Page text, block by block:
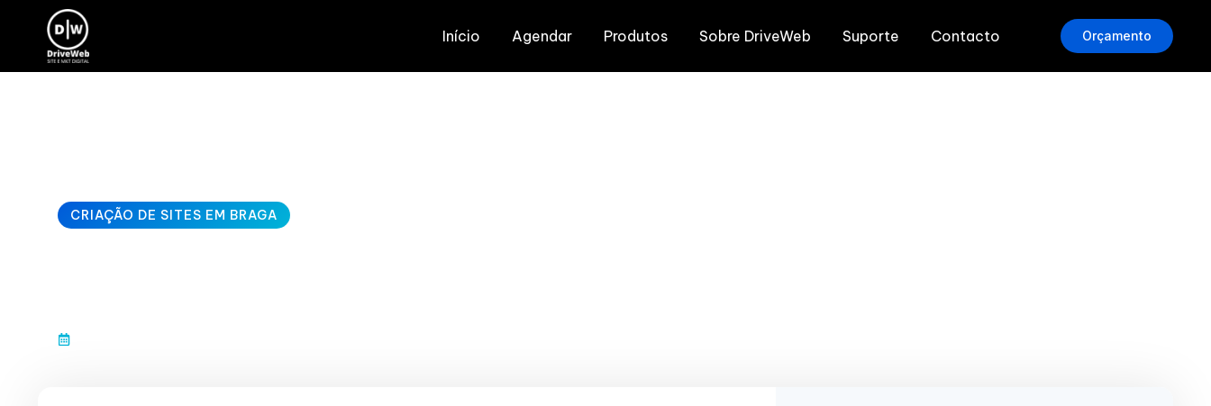
Início Agendar Produtos Sobre DriveWeb Suporte Contacto Orçamento
CRIAÇÃO DE SITES EM BRAGA